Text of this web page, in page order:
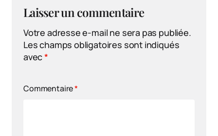
Laisser un commentaire
Votre adresse e-mail ne sera pas publiée.
Les champs obligatoires sont indiqués
avec*
Commentaire*